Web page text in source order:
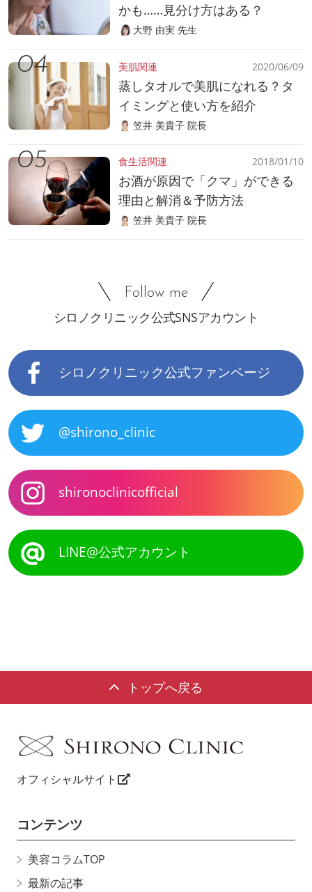
かも……見分け方はある？
大野 由実 先生
美肌関連 2020/06/09
蒸しタオルで美肌になれる？タ
イミングと使い方を紹介
笠井 美貴子 院長
食生活関連 2018/01/10
お酒が原因で「クマ」ができる
理由と解消＆予防方法
笠井 美貴子 院長
Follow me
シロノクリニック公式SNSアカウント
シロノクリニック公式ファンページ
@shirono_clinic
shironoclinicofficial
LINE@公式アカウント
トップへ戻る
オフィシャルサイト
コンテンツ
美容コラムTOP
最新の記事